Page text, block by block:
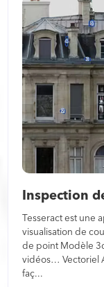
Inspection
Tesseract est une
visualisation de
de point Modèle
vidéos… Vectoriel
faç...